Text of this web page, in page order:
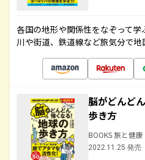
各国の地形や関係性をなぞって学
川や街道、鉄道線など旅気分で地
脳がどんど
歩き方
BOOKS 旅と健康
2022.11.25 発売